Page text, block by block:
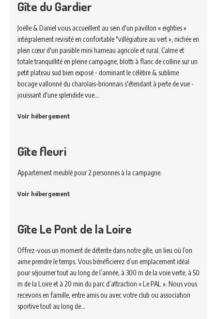
Gîte du Gardier
Joëlle & Daniel vous accueillent au sein d'un pavillon « eighties »
intégralement revisité en confortable "villégiature au vert », nichée en
plein cœur d'un paisible mini hameau agricole et rural. Calme et
totale tranquillité en pleine campagne, blotti à flanc de colline sur un
petit plateau sud bien exposé - dominant le célèbre & sublime
bocage vallonné du charolais-brionnais s'étendant à perte de vue -
jouissant d'une splendide vue…
Voir hébergement
Gîte fleuri
Appartement meublé pour 2 personnes à la campagne.
Voir hébergement
Gîte Le Pont de la Loire
Offrez-vous un moment de détente dans notre gite, un lieu où l’on
aime prendre le temps. Vous bénéficierez d’un emplacement idéal
pour séjourner tout au long de l’année, à 300 m de la voie verte, à 50
m de la Loire et à 20 min du parc d’attraction « Le PAL ». Nous vous
recevons en famille, entre amis ou avec votre club ou association
sportive tout au long de…